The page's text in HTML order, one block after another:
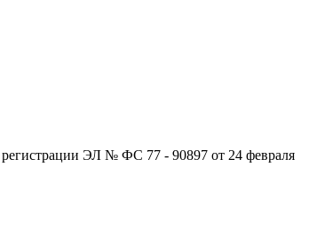
регистрации ЭЛ № ФС 77 - 90897 от 24 февраля